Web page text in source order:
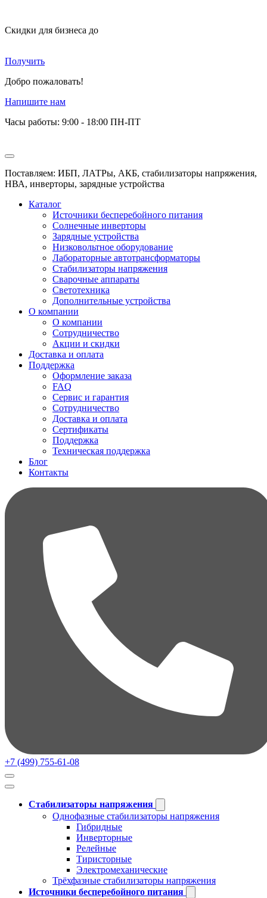
Скидки для бизнеса до
Получить
Добро пожаловать!
Напишите нам
Часы работы: 9:00 - 18:00 ПН-ПТ
Поставляем: ИБП, ЛАТРы, АКБ, стабилизаторы напряжения,
НВА, инверторы, зарядные устройства
Каталог
Источники бесперебойного питания
Солнечные инверторы
Зарядные устройства
Низковольтное оборудование
Лабораторные автотрансформаторы
Стабилизаторы напряжения
Сварочные аппараты
Светотехника
Дополнительные устройства
О компании
О компании
Сотрудничество
Акции и скидки
Доставка и оплата
Поддержка
Оформление заказа
FAQ
Сервис и гарантия
Сотрудничество
Доставка и оплата
Сертификаты
Поддержка
Техническая поддержка
Блог
Контакты
+7 (499) 755-61-08
Стабилизаторы напряжения
Однофазные стабилизаторы напряжения
Гибридные
Инверторные
Релейные
Тиристорные
Электромеханические
Трёхфазные стабилизаторы напряжения
Источники бесперебойного питания